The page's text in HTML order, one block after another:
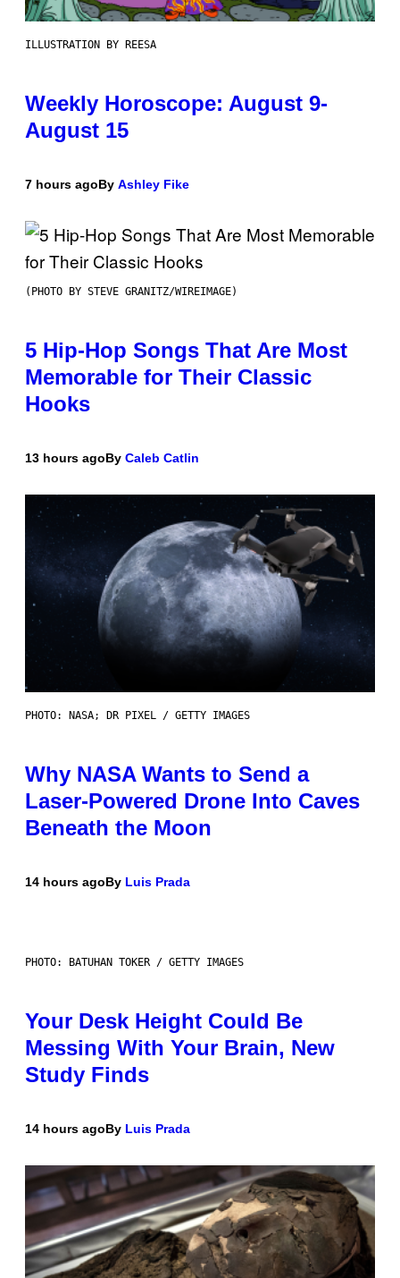
ILLUSTRATION BY REESA
Weekly Horoscope: August 9-
August 15
7 hours agoBy Ashley Fike
(PHOTO BY STEVE GRANITZ/WIREIMAGE)
5 Hip-Hop Songs That Are Most
Memorable for Their Classic
Hooks
13 hours agoBy Caleb Catlin
PHOTO: NASA; DR PIXEL / GETTY IMAGES
Why NASA Wants to Send a
Laser-Powered Drone Into Caves
Beneath the Moon
14 hours agoBy Luis Prada
PHOTO: BATUHAN TOKER / GETTY IMAGES
Your Desk Height Could Be
Messing With Your Brain, New
Study Finds
14 hours agoBy Luis Prada